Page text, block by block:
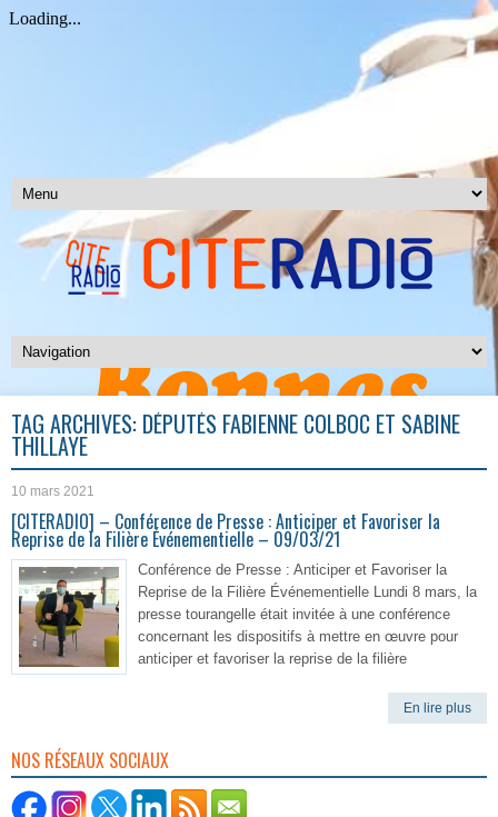
TAG ARCHIVES: DÉPUTÉS FABIENNE COLBOC ET SABINE
THILLAYE
10 mars 2021
[CITERADIO] – Conférence de Presse : Anticiper et Favoriser la
Reprise de la Filière Événementielle – 09/03/21
Conférence de Presse : Anticiper et Favoriser la
Reprise de la Filière Événementielle Lundi 8 mars, la
presse tourangelle était invitée à une conférence
concernant les dispositifs à mettre en œuvre pour
anticiper et favoriser la reprise de la filière
En lire plus
NOS RÉSEAUX SOCIAUX